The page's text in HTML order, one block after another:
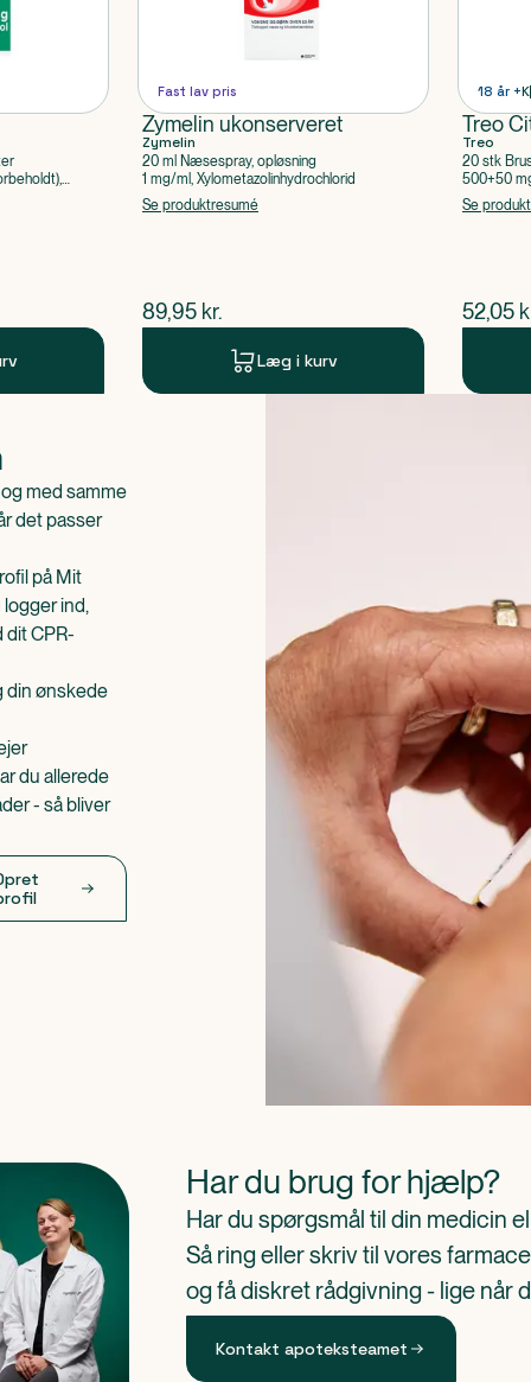
Fast lav pris
Zymelin ukonserveret
Zymelin
20 ml Næsespray, opløsning
1 mg/ml, Xylometazolinhydrochlorid
Se produktresumé
$nuværende pris
89,95 kr.
Læg i kurv
18 år +
Treo
Treo
20 stk
500+50
Se
$
52,05
med samme
det passer
på Mit
ind,
dit CPR-
din ønskede
du allerede
- så bliver
Har du brug for hjælp?
Har du spørgsmål til din medicin
Så ring eller skriv til vores
og få diskret rådgivning - lige når
Kontakt apoteksteamet